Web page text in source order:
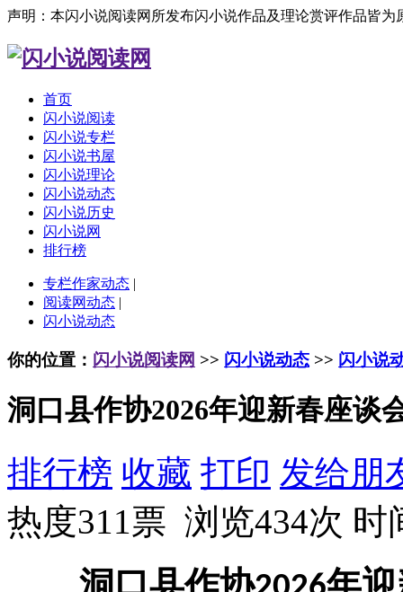
声明：本闪小说阅读网所发布闪小说作品及理论赏评作品皆
首页
闪小说阅读
闪小说专栏
闪小说书屋
闪小说理论
闪小说动态
闪小说历史
闪小说网
排行榜
专栏作家动态 |
阅读网动态 |
闪小说动态
你的位置： 闪小说阅读网 >> 闪小说动态 >> 闪小说
洞口县作协2026年迎新春座谈
排行榜 收藏 打印 发给朋
热度311票 浏览434次 时